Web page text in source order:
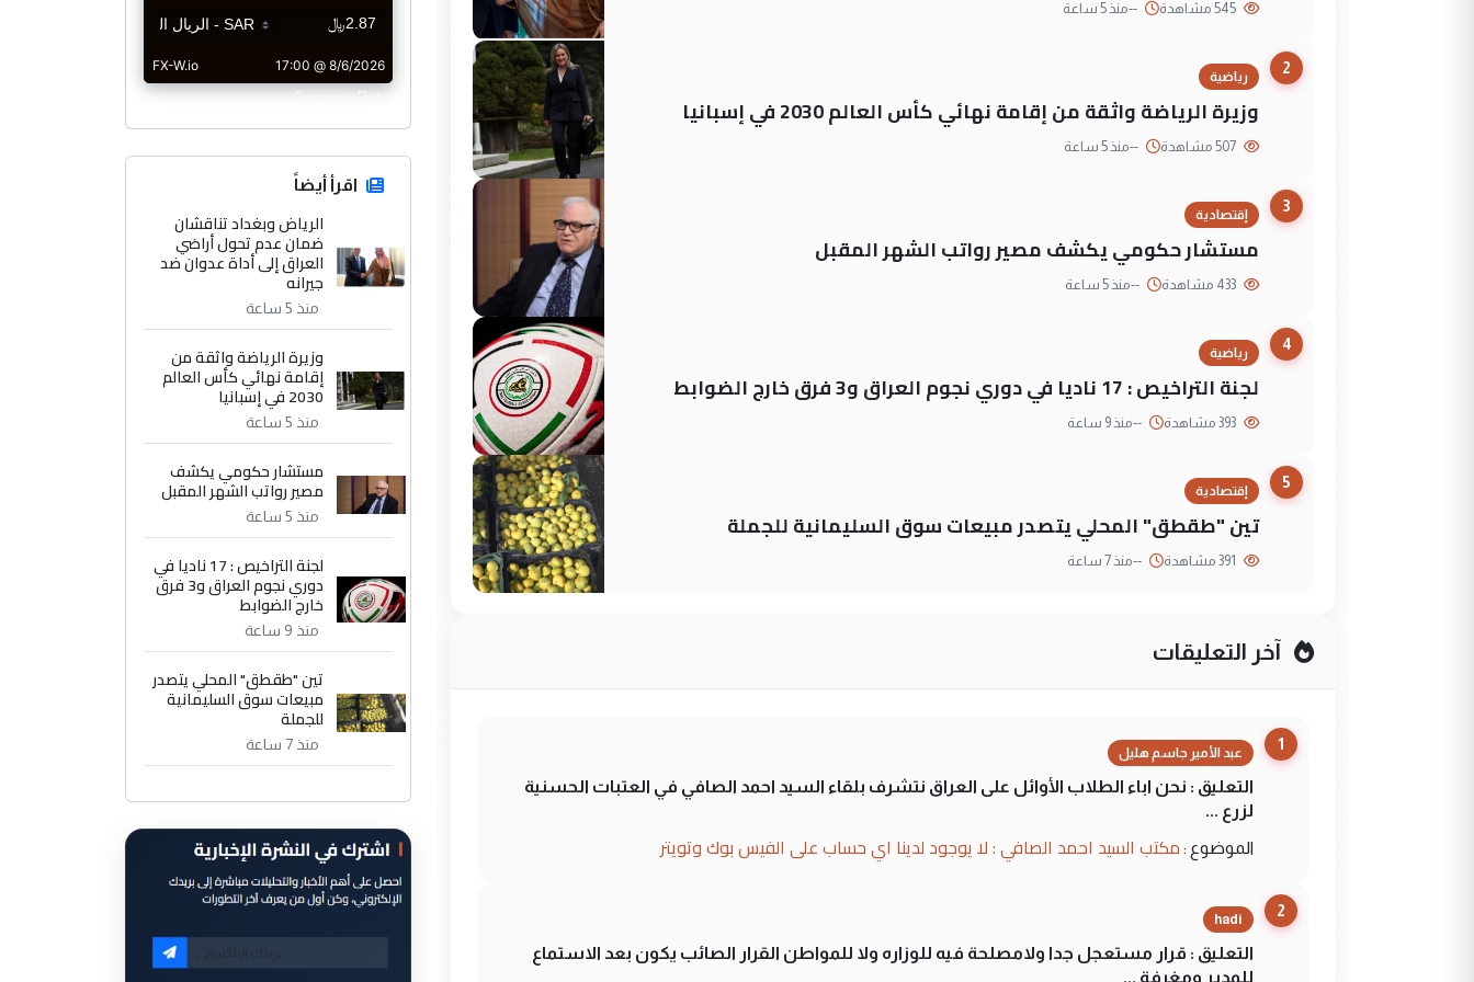
--منذ 5 ساعة
2
رياضية
وزيرة الرياضة واثقة من إقامة نهائي كأس العالم 2030 في إسبانيا
--منذ 5 ساعة
3
إقتصادية
مستشار حكومي يكشف مصير رواتب الشهر المقبل
--منذ 5 ساعة
4
رياضية
لجنة التراخيص : 17 ناديا في دوري نجوم العراق و3 فرق خارج الضوابط
--منذ 9 ساعة
5
إقتصادية
تين "طقطق" المحلي يتصدر مبيعات سوق السليمانية للجملة
--منذ 7 ساعة
آخر التعليقات
1
عبد الأمير جاسم هليل
التعليق : نحن اباء الطلاب الأوائل على العراق نتشرف بلقاء السيد احمد الصافي في العتبات الحسنية
لزرع ...
الموضوع : مكتب السيد احمد الصافي : لا يوجود لدينا اي حساب على الفيس بوك وتويتر
2
hadi
التعليق : قرار مستعجل جدا ولامصلحة فيه للوزاره ولا للمواطن القرار الصائب يكون بعد الاستماع
للمدير ومغرفة ...
CurrencyRate
اقرأ أيضاً
الرياض وبغداد تناقشان
ضمان عدم تحول أراضي
العراق إلى أداة عدوان ضد
جيرانه
منذ 5 ساعة
وزيرة الرياضة واثقة من
إقامة نهائي كأس العالم
2030 في إسبانيا
منذ 5 ساعة
مستشار حكومي يكشف
مصير رواتب الشهر المقبل
منذ 5 ساعة
لجنة التراخيص : 17 ناديا في
دوري نجوم العراق و3 فرق
خارج الضوابط
منذ 9 ساعة
تين "طقطق" المحلي يتصدر
مبيعات سوق السليمانية
للجملة
منذ 7 ساعة